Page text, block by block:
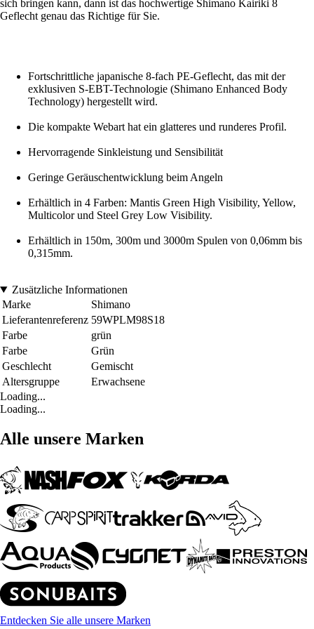
sich bringen kann, dann ist das hochwertige Shimano Kairiki 8
Geflecht genau das Richtige für Sie.
Fortschrittliche japanische 8-fach PE-Geflecht, das mit der
exklusiven S-EBT-Technologie (Shimano Enhanced Body
Technology) hergestellt wird.
Die kompakte Webart hat ein glatteres und runderes Profil.
Hervorragende Sinkleistung und Sensibilität
Geringe Geräuschentwicklung beim Angeln
Erhältlich in 4 Farben: Mantis Green High Visibility, Yellow,
Multicolor und Steel Grey Low Visibility.
Erhältlich in 150m, 300m und 3000m Spulen von 0,06mm bis
0,315mm.
Zusätzliche Informationen
Marke
Shimano
Lieferantenreferenz 59WPLM98S18
Farbe
grün
Farbe
Grün
Geschlecht
Gemischt
Altersgruppe
Erwachsene
Loading...
Loading...
Alle unsere Marken
Entdecken Sie alle unsere Marken